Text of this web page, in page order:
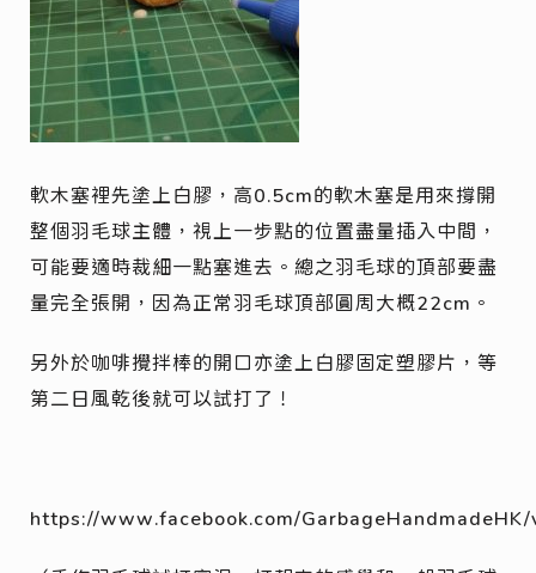
軟木塞裡先塗上白膠，高0.5cm的軟木塞是用來撐開
整個羽毛球主體，視上一步點的位置盡量插入中間，
可能要適時裁細一點塞進去。總之羽毛球的頂部要盡
量完全張開，因為正常羽毛球頂部圓周大概22cm。
另外於咖啡攪拌棒的開口亦塗上白膠固定塑膠片，等
第二日風乾後就可以試打了！
https://www.facebook.com/